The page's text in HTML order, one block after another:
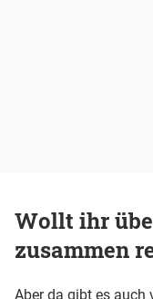
Wollt ihr
zusammen
Aber da gibt es auch